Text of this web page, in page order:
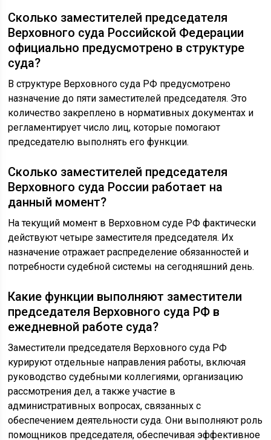
Сколько заместителей председателя
Верховного суда Российской Федерации
официально предусмотрено в структуре
суда?
В структуре Верховного суда РФ предусмотрено
назначение до пяти заместителей председателя. Это
количество закреплено в нормативных документах и
регламентирует число лиц, которые помогают
председателю выполнять его функции.
Сколько заместителей председателя
Верховного суда России работает на
данный момент?
На текущий момент в Верховном суде РФ фактически
действуют четыре заместителя председателя. Их
назначение отражает распределение обязанностей и
потребности судебной системы на сегодняшний день.
Какие функции выполняют заместители
председателя Верховного суда РФ в
ежедневной работе суда?
Заместители председателя Верховного суда РФ
курируют отдельные направления работы, включая
руководство судебными коллегиями, организацию
рассмотрения дел, а также участие в
административных вопросах, связанных с
обеспечением деятельности суда. Они выполняют роль
помощников председателя, обеспечивая эффективное